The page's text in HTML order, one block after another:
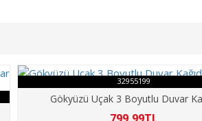
32955199
Gökyüzü Uçak 3 Boyutlu Duvar